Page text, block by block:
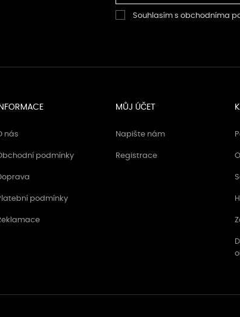
Souhlasím s obchodníma
INFORMACE
nás
podmínky
podmínky
MŮJ ÚČET
Napište nám
Registrace